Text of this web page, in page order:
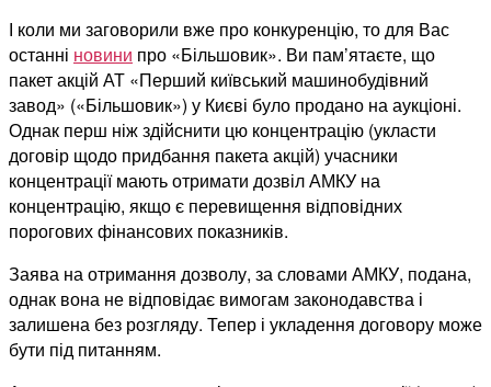
І коли ми заговорили вже про конкуренцію, то для Вас
останні новини про «Більшовик». Ви пам’ятаєте, що
пакет акцій АТ «Перший київський машинобудівний
завод» («Більшовик») у Києві було продано на аукціоні.
Однак перш ніж здійснити цю концентрацію (укласти
договір щодо придбання пакета акцій) учасники
концентрації мають отримати дозвіл АМКУ на
концентрацію, якщо є перевищення відповідних
порогових фінансових показників.
Заява на отримання дозволу, за словами АМКУ, подана,
однак вона не відповідає вимогам законодавства і
залишена без розгляду. Тепер і укладення договору може
бути під питанням.